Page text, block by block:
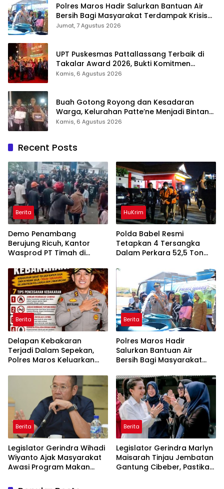
Polres Maros Hadir Salurkan Bantuan Air
Bersih Bagi Masyarakat Terdampak Krisis
Air Bersih Di Maros
Jumat, 7 Agustus 2026
UPT Puskesmas Pattallassang Terbaik di
Takalar Award 2026, Bukti Komitmen
Hadirkan Pelayanan Kesehatan Berkualitas
Kamis, 6 Agustus 2026
Buah Gotong Royong dan Kesadaran
Warga, Kelurahan Patte’ne Menjadi Bintang
Takalar Award 2026
Kamis, 6 Agustus 2026
Recent Posts
Berita
Demo Penambang
Berujung Ricuh, Kantor
Wasprod PT Timah di
HuKrim
Polda Babel Resmi
Tetapkan 4 Tersangka
Dalam Perkara 52,5 Ton
Belitung
Berita
Delapan Kebakaran
Terjadi Dalam Sepekan,
Polres Maros Keluarkan
Masyarakat
Berita
Polres Maros Hadir
Salurkan Bantuan Air
Bersih Bagi Masyarakat
Di Maros
Berita
Legislator Gerindra Wihadi
Wiyanto Ajak Masyarakat
Awasi Program Makan
Sasaran
Berita
Legislator Gerindra Marlyn
Maisarah Tinjau Jembatan
Gantung Cibeber, Pastikan